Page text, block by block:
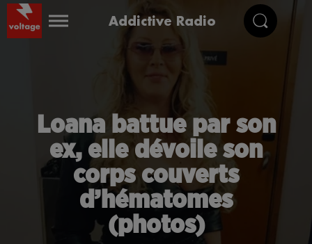
Addictive Radio
Loana battue par son
ex, elle dévoile son
corps couverts
d’hématomes
(photos)